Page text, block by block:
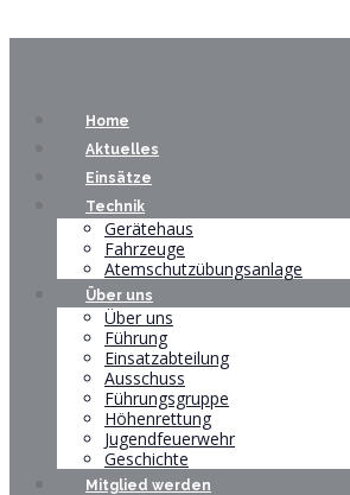
Home
Aktuelles
Einsätze
Technik
Gerätehaus
Fahrzeuge
Atemschutzübungsanlage
Über uns
Über uns
Führung
Einsatzabteilung
Ausschuss
Führungsgruppe
Höhenrettung
Jugendfeuerwehr
Geschichte
Mitglied werden